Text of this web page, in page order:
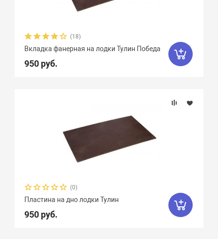
(18)
Вкладка фанерная на лодки Тулин Победа
950 руб.
(0)
Пластина на дно лодки Тулин
950 руб.